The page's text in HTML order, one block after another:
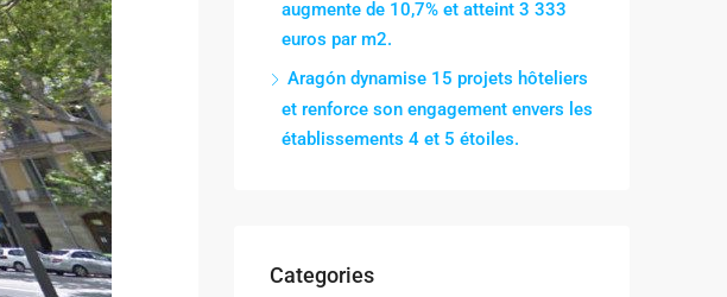
augmente de 10,7% et atteint 3 333
euros par m2.
Aragón dynamise 15 projets hôteliers
et renforce son engagement envers les
établissements 4 et 5 étoiles.
Categories